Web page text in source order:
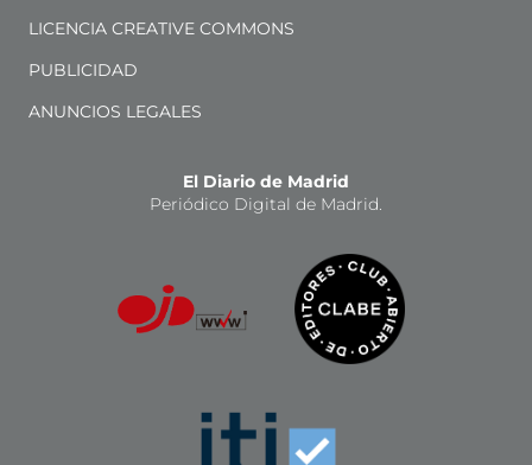
LICENCIA CREATIVE COMMONS
PUBLICIDAD
ANUNCIOS LEGALES
El Diario de Madrid
Periódico Digital de Madrid.